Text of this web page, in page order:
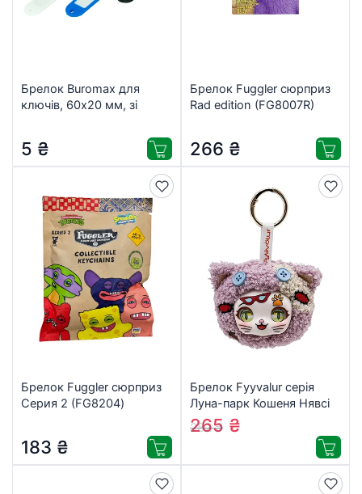
Брелок Buromax для
ключів, 60х20 мм, зі
5 ₴
Брелок Fuggler сюрприз
Rad edition (FG8007R)
266 ₴
Брелок Fuggler сюрприз
Серия 2 (FG8204)
183 ₴
Брелок Fyyvalur серія
Луна-парк Кошеня Нявсі
(99002)
282₴
265 ₴